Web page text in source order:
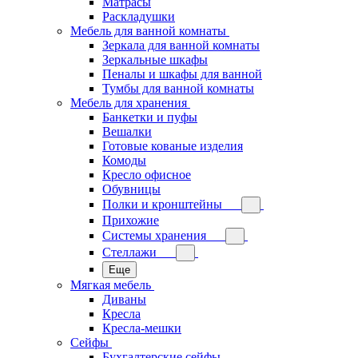
Раскладушки
Мебель для ванной комнаты
Зеркала для ванной комнаты
Зеркальные шкафы
Пеналы и шкафы для ванной
Тумбы для ванной комнаты
Мебель для хранения
Банкетки и пуфы
Вешалки
Готовые кованые изделия
Комоды
Кресло офисное
Обувницы
Полки и кронштейны
Прихожие
Системы хранения
Стеллажи
Еще
Мягкая мебель
Диваны
Кресла
Кресла-мешки
Сейфы